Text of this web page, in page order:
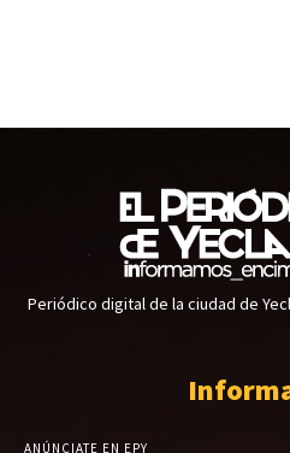
Periódico digital de la ciudad de
ANÚNCIATE EN EPY